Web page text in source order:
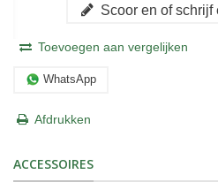
Scoor en of
Toevoegen aan vergelijken
WhatsApp
Afdrukken
ACCESSOIRES